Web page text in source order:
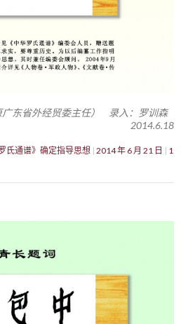
广东省外经贸委主任） 录入：罗训森
2014.6.18
氏通谱》确定指导思想 2014 年 6 月 21 日
1